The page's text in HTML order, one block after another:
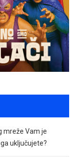
mreže Vam je
uključujete?